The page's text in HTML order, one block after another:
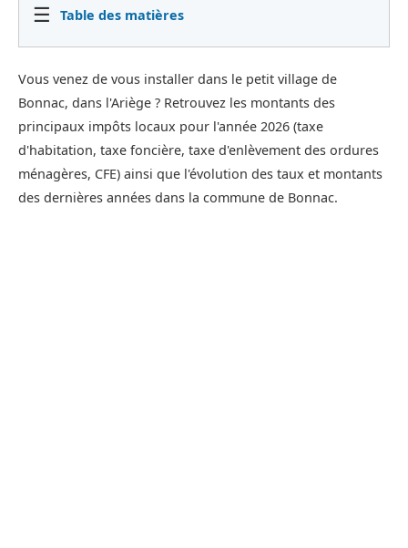
☰ Table des matières
Vous venez de vous installer dans le petit village de
Bonnac, dans l'Ariège ? Retrouvez les montants des
principaux impôts locaux pour l'année 2026 (taxe
d'habitation, taxe foncière, taxe d'enlèvement des ordures
ménagères, CFE) ainsi que l'évolution des taux et montants
des dernières années dans la commune de Bonnac.